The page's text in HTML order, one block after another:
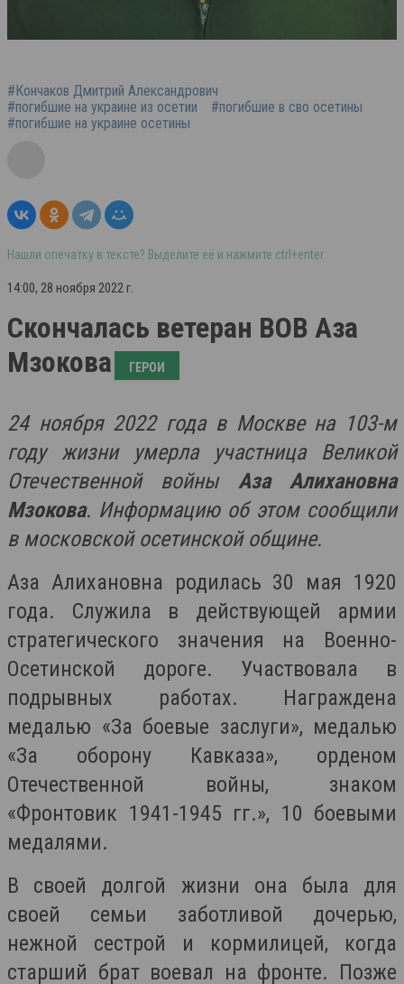
#Кончаков Дмитрий Александрович
#погибшие на украине из осетии
#погибшие в сво осетины
#погибшие на украине осетины
Нашли опечатку в тексте? Выделите её и нажмите ctrl+enter
14:00, 28 ноября 2022 г.
Скончалась ветеран ВОВ Аза
Мзокова
ГЕРОИ
24 ноября 2022 года в Москве на 103-м
году жизни умерла участница Великой
Отечественной войны Аза Алихановна
Мзокова. Информацию об этом сообщили
в московской осетинской общине.
Аза Алихановна родилась 30 мая 1920
года. Служила в действующей армии
стратегического значения на Военно-
Осетинской дороге. Участвовала в
подрывных работах. Награждена
медалью «За боевые заслуги», медалью
«За оборону Кавказа», орденом
Отечественной войны, знаком
«Фронтовик 1941-1945 гг.», 10 боевыми
медалями.
В своей долгой жизни она была для
своей семьи заботливой дочерью,
нежной сестрой и кормилицей, когда
старший брат воевал на фронте. Позже